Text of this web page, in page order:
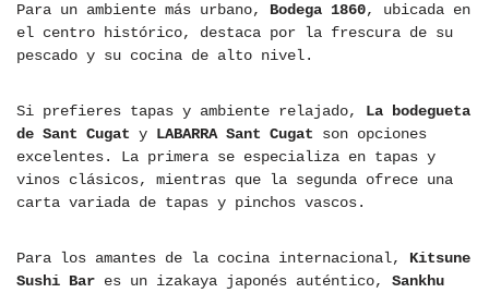
Para un ambiente más urbano, Bodega 1860, ubicada en
el centro histórico, destaca por la frescura de su
pescado y su cocina de alto nivel.
Si prefieres tapas y ambiente relajado, La bodegueta
de Sant Cugat y LABARRA Sant Cugat son opciones
excelentes. La primera se especializa en tapas y
vinos clásicos, mientras que la segunda ofrece una
carta variada de tapas y pinchos vascos.
Para los amantes de la cocina internacional, Kitsune
Sushi Bar es un izakaya japonés auténtico, Sankhu